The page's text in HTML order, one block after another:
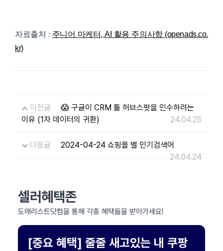
자료출처 : 주니어 마케터, AI 활용 주의사항 (openads.co.
kr)
이전글
😱 구글이 CRM 툴 허브스팟을 인수하려는
이유 (1자 데이터의 귀환)
24.04.25
다음글
2024-04-24 쇼핑몰 별 인기검색어
24.04.24
셀러혜택존
도매리스트닷컴을 통해 각종 혜택들을 받아가세요!
[중요 혜택] 줄줄 새고있는 내 쿠팡